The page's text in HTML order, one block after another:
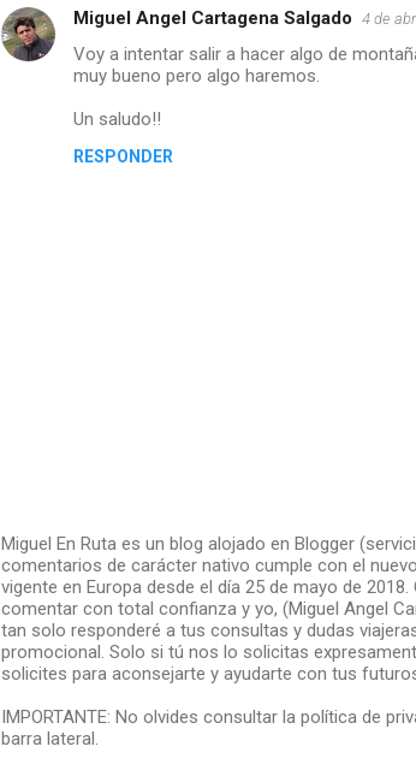
n
Miguel Angel Cartagena Salgado 4 de
Voy a intentar salir a hacer algo de
muy bueno pero algo haremos.
Un saludo!!
RESPONDER
P
u
b
l
i
c
r
u
Miguel En Ruta es un blog alojado en Blogger
comentarios de carácter nativo cumple con el
vigente en Europa desde el día 25 de mayo de
comentar con total confianza y yo, (Miguel Angel
tan solo responderé a tus consultas y dudas
promocional. Solo si tú nos lo solicitas
solicites para aconsejarte y ayudarte con tus
IMPORTANTE: No olvides consultar la política de
barra lateral.